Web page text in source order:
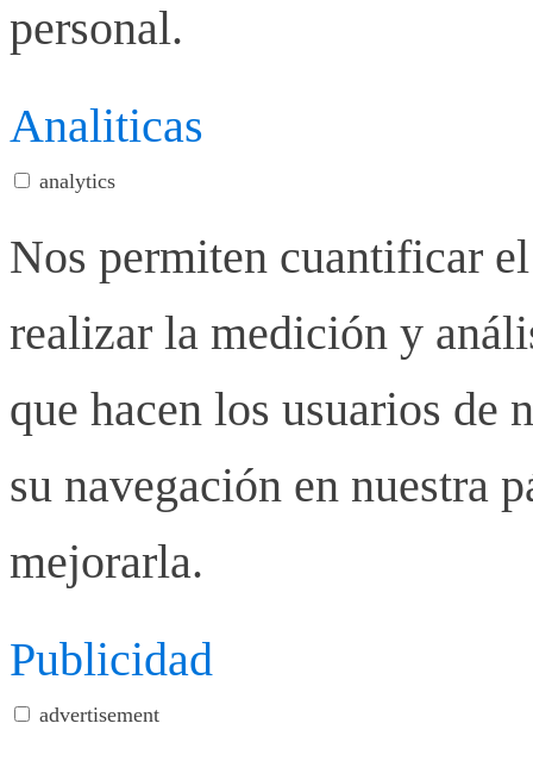
personal.
Analiticas
analytics
Nos permiten cuantificar
realizar la medición y
que hacen los usuarios de
su navegación en nuestra
mejorarla.
Publicidad
advertisement